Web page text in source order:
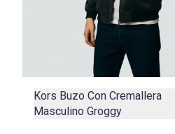
Kors Buzo Con Cremallera
Masculino Groggy